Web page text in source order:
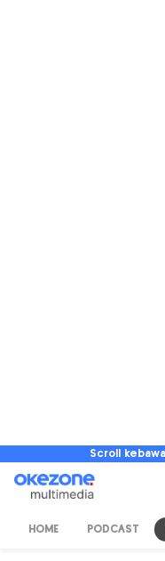
Scroll
HOME PODCAST